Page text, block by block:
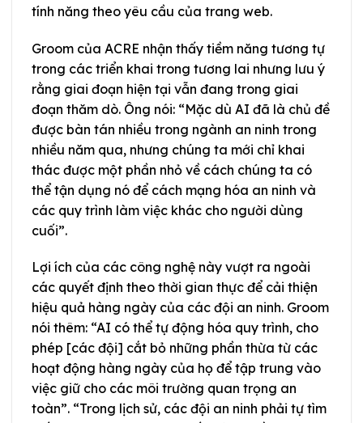
tính năng theo yêu cầu của trang web.
Groom của ACRE nhận thấy tiềm năng tương tự
trong các triển khai trong tương lai nhưng lưu ý
rằng giai đoạn hiện tại vẫn đang trong giai
đoạn thăm dò. Ông nói: “Mặc dù AI đã là chủ đề
được bàn tán nhiều trong ngành an ninh trong
nhiều năm qua, nhưng chúng ta mới chỉ khai
thác được một phần nhỏ về cách chúng ta có
thể tận dụng nó để cách mạng hóa an ninh và
các quy trình làm việc khác cho người dùng
cuối”.
Lợi ích của các công nghệ này vượt ra ngoài
các quyết định theo thời gian thực để cải thiện
hiệu quả hàng ngày của các đội an ninh. Groom
nói thêm: “AI có thể tự động hóa quy trình, cho
phép [các đội] cắt bỏ những phần thừa từ các
hoạt động hàng ngày của họ để tập trung vào
việc giữ cho các môi trường quan trọng an
toàn”. “Trong lịch sử, các đội an ninh phải tự tìm